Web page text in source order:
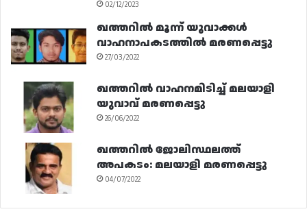
02/12/2023
ഖത്തറിൽ മൂന്ന് യുവാക്കൾ
വാഹനാപകടത്തിൽ മരണപ്പെട്ടു
27/03/2022
ഖത്തറിൽ വാഹനമിടിച്ച് മലയാളി
യുവാവ് മരണപ്പെട്ടു
26/06/2022
ഖത്തറിൽ ജോലിസ്ഥലത്ത്
അപകടം: മലയാളി മരണപ്പെട്ടു
04/07/2022